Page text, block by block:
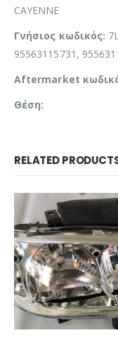
CAYENNE
Γνήσιος κωδικός:
95563115731,
Aftermarket
Θέση:
RELATED